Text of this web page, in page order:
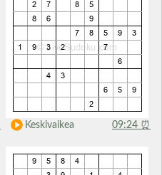
Keskivaikea 09:24 ⏰